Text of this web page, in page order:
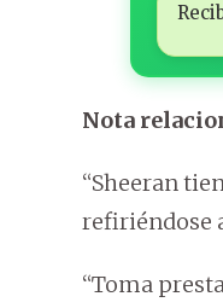
Nota
“Sheeran
refiriéndose
“Toma